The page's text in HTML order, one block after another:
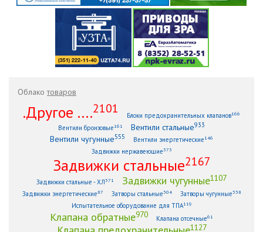
Облакотоваров
.Другое ....2101
Блоки предохранительных клапанов166
Вентили бронзовые161 Вентили стальные933
Вентили чугунные555 Вентили энергетические146
Задвижки нержавеющие373
Задвижки стальные2167
Задвижки стальные - ХЛ371 Задвижки чугунные1107
Задвижки энергетические87 Затворы стальные304 Затворы чугунные338
Испытательное оборудование для ТПА119
Клапана обратные970 Клапана отсечные61
1127